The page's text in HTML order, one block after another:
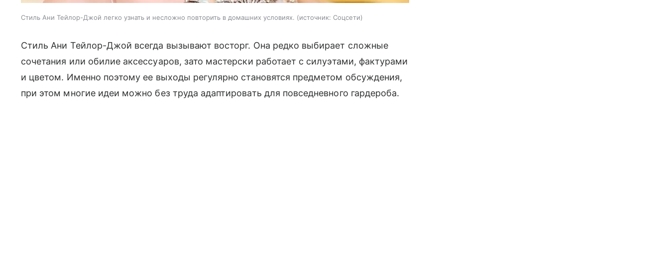
Стиль Ани Тейлор-Джой легко узнать и несложно повторить в домашних условиях. источник: Соцсети
Стиль Ани Тейлор-Джой всегда вызывают восторг. Она редко выбирает сложные
сочетания или обилие аксессуаров, зато мастерски работает с силуэтами, фактурами
и цветом. Именно поэтому ее выходы регулярно становятся предметом обсуждения,
при этом многие идеи можно без труда адаптировать для повседневного гардероба.